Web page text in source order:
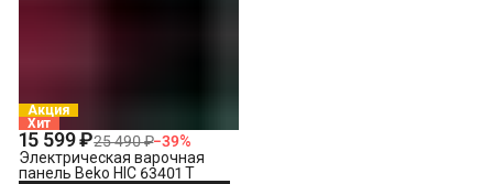
Акция
Хит
15 599 ₽25 490 ₽−39%
Электрическая варочная
панель Beko HIC 63401 T